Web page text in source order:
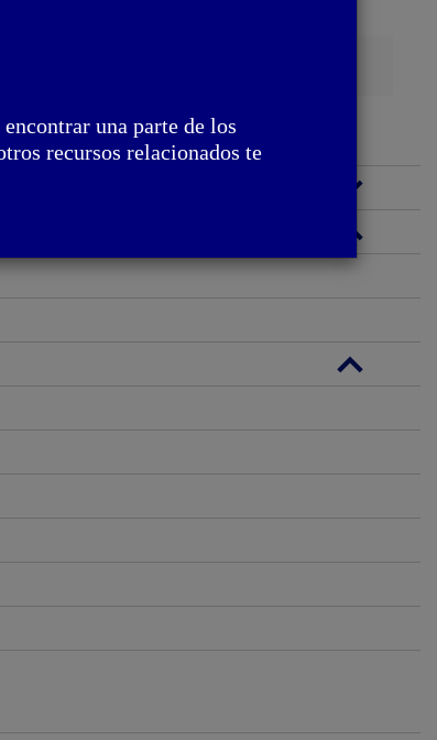
una parte de los
recursos relacionados te